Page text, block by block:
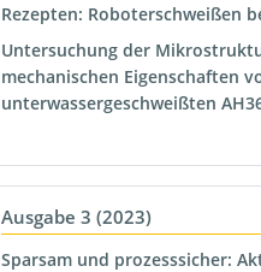
Rezepten: Roboterschweißen
Untersuchung der
mechanischen Eigenschaften
unterwassergeschweißten
Ausgabe 3 (2023)
Sparsam und prozesssicher: